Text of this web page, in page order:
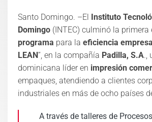
Santo Domingo. –El
Instituto
Domingo (INTEC) culminó la primera
programa para la eficiencia
LEAN”, en la compañía Padilla, S.A.,
dominicana líder en impresión
empaques, atendiendo a clientes
industriales en más de ocho países
A través de talleres de